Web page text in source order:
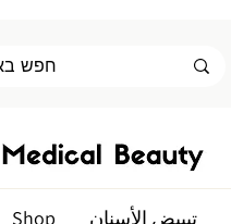
تبييض الأسنان Shop